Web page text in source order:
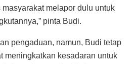
melapor dulu untuk
pinta Budi.
pengaduan, namun, Budi tetap
meningkatkan kesadaran untuk